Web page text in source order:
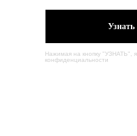
Нажимая на кнопку "УЗНАТЬ",
конфиденциальности